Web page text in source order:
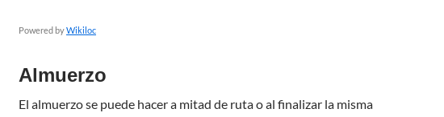
Powered byWikiloc
Almuerzo
El almuerzo se puede hacer a mitad de ruta o al finalizar la misma